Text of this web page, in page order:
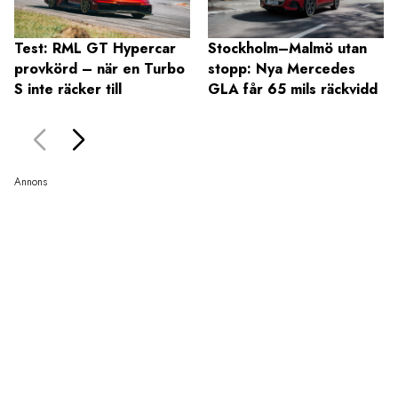
Test: RML GT Hypercar
provkörd – när en Turbo
S inte räcker till
Stockholm–Malmö utan
stopp: Nya Mercedes
GLA får 65 mils räckvidd
Annons